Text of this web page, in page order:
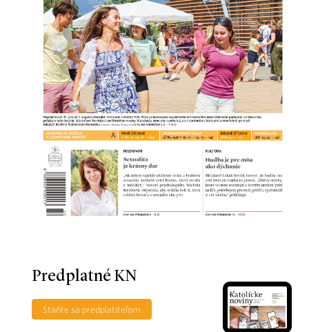
Predplatné KN
Staňte sa predplatiteľom